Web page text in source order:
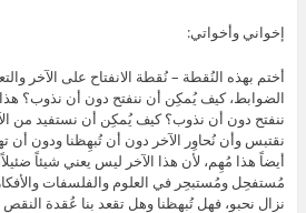
إخواني وأخواتي:
أختم بهذه النُقطة – نُقطة الانفتاح على الآخر
الضوابط، كيف يُمكِن أن ننفتح دون أن نذوب؟
ننفتح دون أن نذوب؟ كيف يُمكِن أن نستفيد من
نقتبس وأن نُحاوِر الآخر دون أن تُبهِظنا ودون أن
أيضاً هذا مُهِم، لأن هذا الآخر ليس يعني شيئاً
مُستفحِل ومُستبحِر في العلوم والفلسفات والأفكار